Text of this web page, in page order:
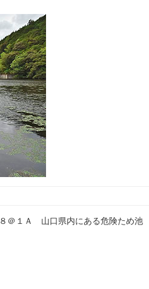
８＠１Ａ 山口県内にある危険ため池